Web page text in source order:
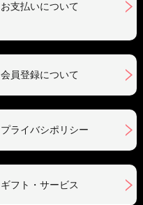
お支払いについて
会員登録について
プライバシポリシー
ギフト・サービス